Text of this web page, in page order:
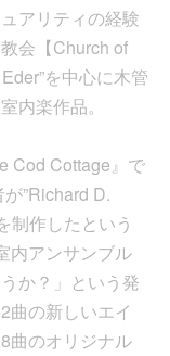
アリティの経験
会【Church of
を中心に木管
内楽作品。
Cod Cottage』で
”Richard D.
制作したという
内アンサンブル
か？」という発
曲の新しいエイ
曲のオリジナル